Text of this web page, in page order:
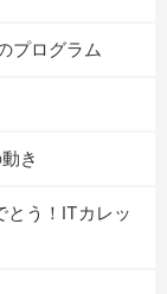
プログラム
き
とう！ITカレッ